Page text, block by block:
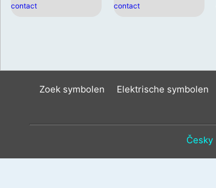
contact
contact
Zoek symbolen Elektrische symbolen
Česky